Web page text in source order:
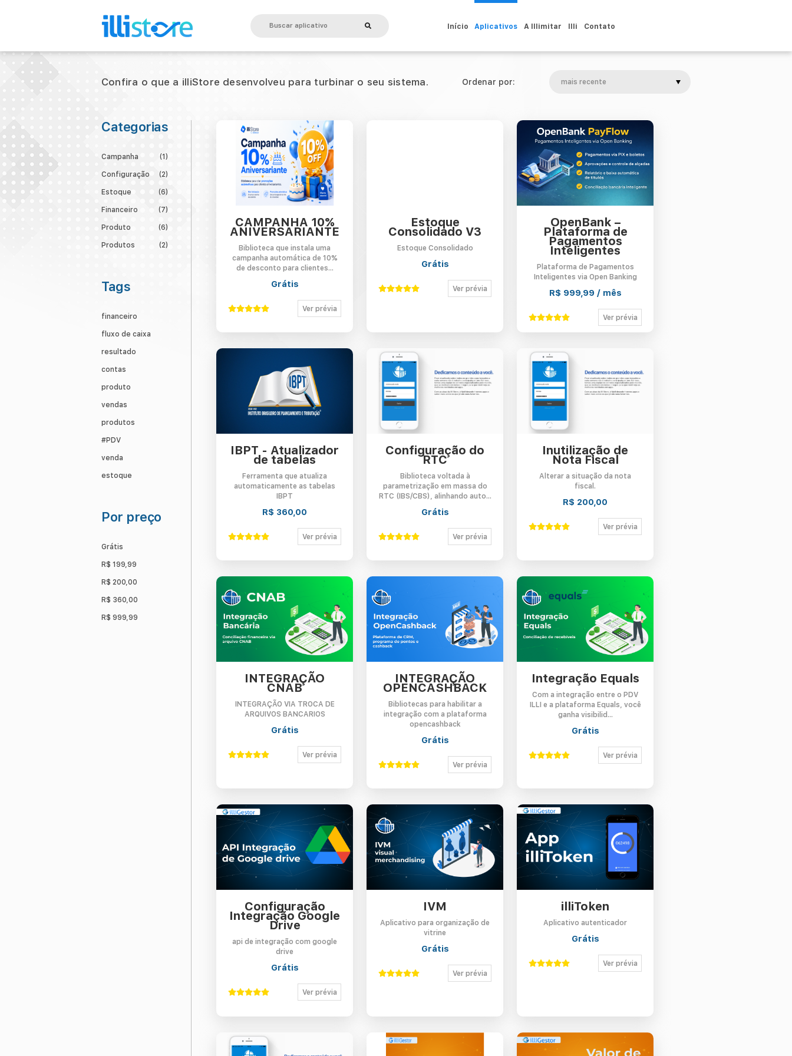
Início Aplicativos A Illimitar Illi Contato
Loja de aplicativos
Contato
Minha conta
Confira o que a illiStore desenvolveu para turbinar o seu sistema. Ordenar por:
Categorias
Campanha (1)
Configuração (2)
Estoque (6)
Financeiro (7)
Produto (6)
Produtos (2)
Tags
financeiro
fluxo de caixa
resultado
contas
produto
vendas
produtos
#PDV
venda
estoque
Por preço
Grátis
R$ 199,99
R$ 200,00
R$ 360,00
R$ 999,99
CAMPANHA 10%
ANIVERSARIANTE
Biblioteca que instala uma
campanha automática de 10%
de desconto para clientes...
Grátis
Ver prévia
Estoque
Consolidado V3
Estoque Consolidado
Grátis
Ver prévia
OpenBank –
Plataforma de
Pagamentos
Inteligentes
Plataforma de Pagamentos
Inteligentes via Open Banking
R$ 999,99 / mês
Ver prévia
IBPT - Atualizador
de tabelas
Ferramenta que atualiza
automaticamente as tabelas
IBPT
R$ 360,00
Ver prévia
Configuração do
RTC
Biblioteca voltada à
parametrização em massa do
RTC (IBS/CBS), alinhando auto...
Grátis
Ver prévia
Inutilização de
Nota Fiscal
Alterar a situação da nota
fiscal.
R$ 200,00
Ver prévia
INTEGRAÇÃO
CNAB
INTEGRAÇÃO VIA TROCA DE
ARQUIVOS BANCARIOS
Grátis
Ver prévia
INTEGRAÇÃO
OPENCASHBACK
Bibliotecas para habilitar a
integração com a plataforma
opencashback
Grátis
Ver prévia
Integração Equals
Com a integração entre o PDV
ILLI e a plataforma Equals, você
ganha visibilid...
Grátis
Ver prévia
Configuração
Integração Google
Drive
api de integração com google
drive
Grátis
Ver prévia
IVM
Aplicativo para organização de
vitrine
Grátis
Ver prévia
illiToken
Aplicativo autenticador
Grátis
Ver prévia